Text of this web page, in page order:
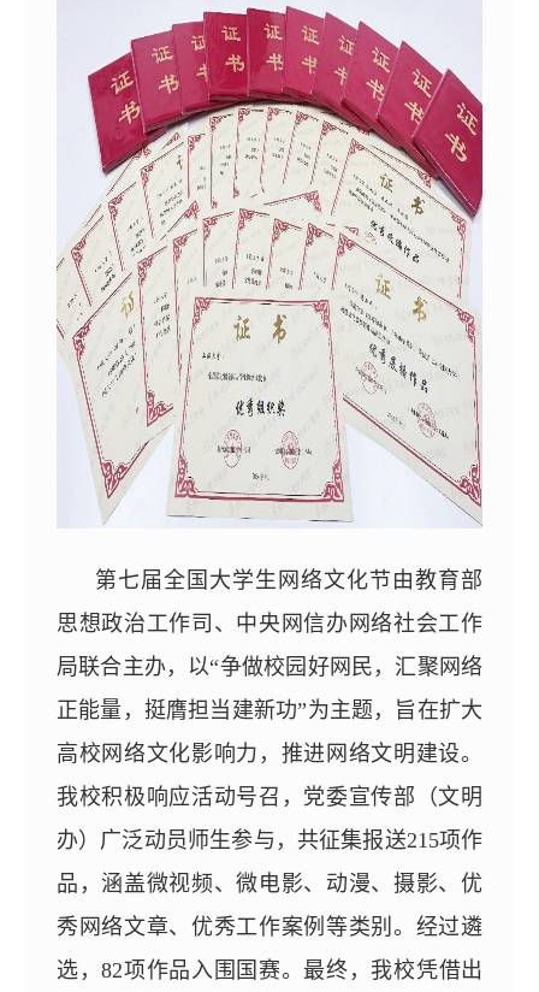
第七届全国大学生网络文化节 由教育部
思想政治工作司、中央 网信办网络社会工作
局联合主办， 以“争做校园好网民，汇聚网络
正能量，挺膺担当建新功”为主题，旨在扩大
高校网络文化影响力，推进网络文明建设。
我校积极响应活动号召， 党委宣传部（文明
办）广泛动员师生参与，共征集报送215项作
品，涵盖微视频、微电影、动漫、摄影、优
秀网络文章、优秀工作案例等类别。经过遴
选 ，82项作品入围 国赛。最终，我校凭借出